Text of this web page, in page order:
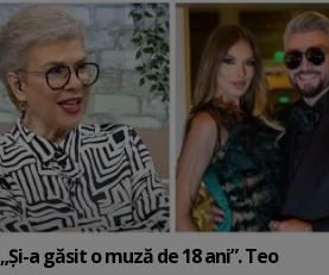
„Și-a găsit o muză de 18 ani”. Teo